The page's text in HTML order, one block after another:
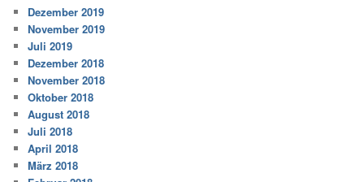
Dezember 2019
November 2019
Juli 2019
Dezember 2018
November 2018
Oktober 2018
August 2018
Juli 2018
April 2018
März 2018